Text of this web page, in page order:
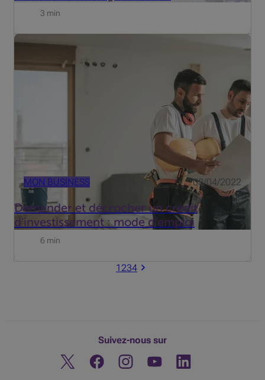
3 min
MON BUSINESS 08/04/2022
Demander et décrocher un crédit
d'investissement : mode d'emploi
Qui dit croissance durable de l'entreprise, dit
Il vous est bien sûr loisible de puiser dans vos réserves
de trésorerie, mais la conclusion d'un prêt s'avère parf...
6 min
1 234
Suivez-nous sur
Twitter FacebookInstagramDécouvrez notre chaine
Linkedin